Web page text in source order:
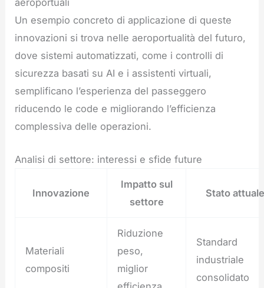
aeroportuali
Un esempio concreto di applicazione di queste
innovazioni si trova nelle aeroportualità del futuro,
dove sistemi automatizzati, come i controlli di
sicurezza basati su AI e i assistenti virtuali,
semplificano l’esperienza del passeggero
riducendo le code e migliorando l’efficienza
complessiva delle operazioni.
Analisi di settore: interessi e sfide future
Innovazione
Impatto sul
settore
Stato
Materiali
compositi
Riduzione
peso,
miglior
Standard
industriale
consolidato